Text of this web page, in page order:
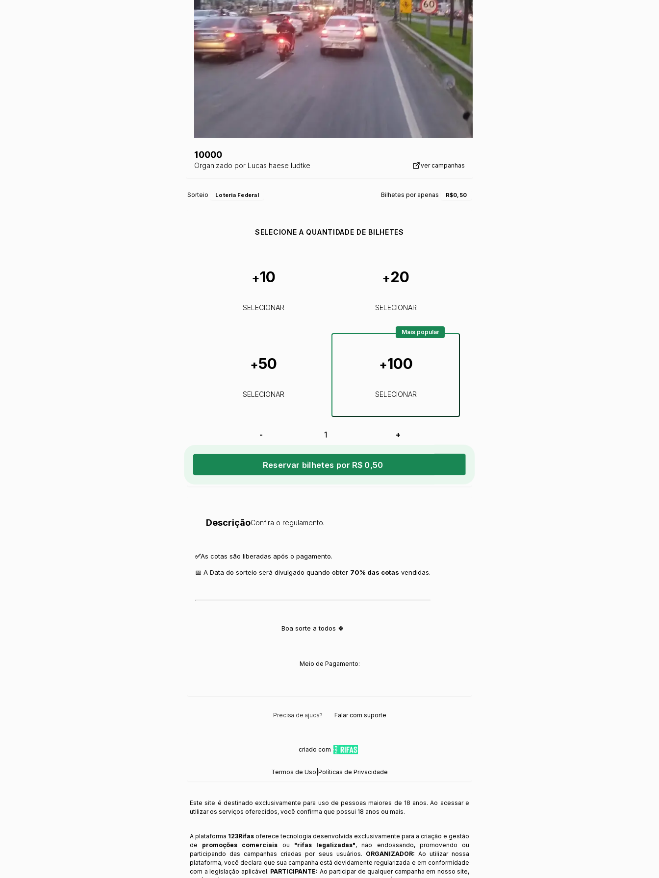
10000
Organizado por Lucas haese ludtke ver campanhas
Sorteio Loteria Federal Bilhetes por apenas R$0,50
SELECIONE A QUANTIDADE DE BILHETES
+10
SELECIONAR
+20
SELECIONAR
+50
SELECIONAR
+100
SELECIONAR
Mais popular
- +
Reservar bilhetes por R$ 0,50
DescriçãoConfira o regulamento.
✅As cotas são liberadas após o pagamento.
📅 A Data do sorteio será divulgado quando obter 70% das cotas vendidas.
Boa sorte a todos 🍀
Meio de Pagamento:
Precisa de ajuda? Falar com suporte
criado com
Termos de Uso Políticas de Privacidade
Este site é destinado exclusivamente para uso de pessoas maiores de 18 anos. Ao acessar e
utilizar os serviços oferecidos, você confirma que possui 18 anos ou mais.
A plataforma 123Rifas oferece tecnologia desenvolvida exclusivamente para a criação e gestão
de promoções comerciais ou "rifas legalizadas", não endossando, promovendo ou
participando das campanhas criadas por seus usuários. ORGANIZADOR: Ao utilizar nossa
plataforma, você declara que sua campanha está devidamente regularizada e em conformidade
com a legislação aplicável. PARTICIPANTE: Ao participar de qualquer campanha em nosso site,